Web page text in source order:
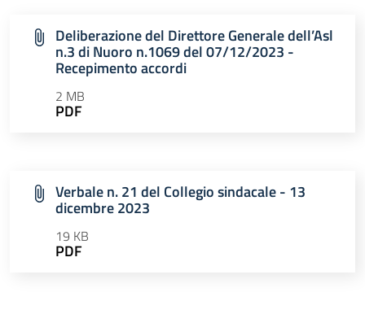
Deliberazione del Direttore Generale dell’Asl
n.3 di Nuoro n.1069 del 07/12/2023 -
Recepimento accordi
2 MB
PDF
Verbale n. 21 del Collegio sindacale - 13
dicembre 2023
19 KB
PDF